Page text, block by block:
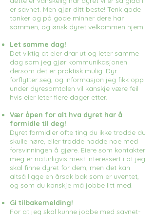
er savnet. Men gjør ditt beste! Tenk gode
tanker og på gode minner dere har
sammen, og ønsk dyret velkommen hjem.
Let samme dag!
Det viktig at eier drar ut og leter samme
dag som jeg gjør kommunikasjonen
dersom det er praktisk mulig. Dyr
forflytter seg, og informasjon jeg fikk opp
under dyresamtalen vil kanskje være feil
hvis eier leter flere dager etter.
Vær åpen for alt hva dyret har å
formidle til deg!
Dyret formidler ofte ting du ikke trodde du
skulle høre, eller trodde hadde noe med
forsvinningen å gjøre. Eiere som kontakter
meg er naturligvis mest interessert i at jeg
skal finne dyret for dem, men det kan
altså ligge en årsak bak som er uventet,
og som du kanskje må jobbe litt med.
Gi tilbakemelding!
For at jeg skal kunne jobbe med savnet-